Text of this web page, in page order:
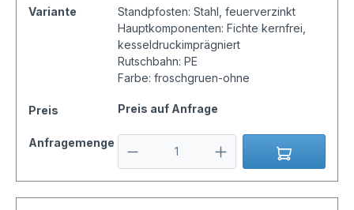
Variante
Standpfosten: Stahl, feuerverzinkt
Hauptkomponenten: Fichte kernfrei,
kesseldruckimprägniert
Rutschbahn: PE
Farbe: froschgruen-ohne
Preis Preis auf Anfrage
Anfragemenge